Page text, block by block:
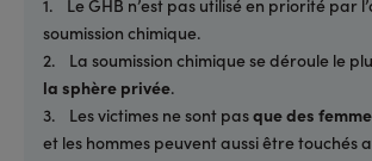
1. Le GHB n’est pas utilisé en priorité par
soumission chimique.
2. La soumission chimique se déroule le
la sphère privée.
3. Les victimes ne sont pasque des
et les hommes peuvent aussi être touchés